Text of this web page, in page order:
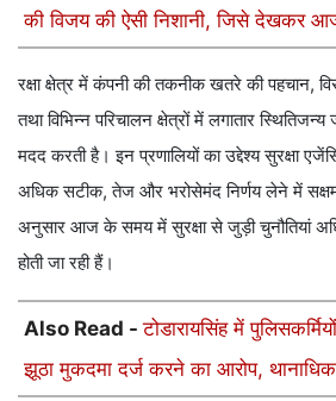
की विजय की ऐसी निशानी, जिसे देखकर
रक्षा क्षेत्र में कंपनी की तकनीक खतरे की पहचान,
तथा विभिन्न परिचालन क्षेत्रों में लगातार
मदद करती है। इन प्रणालियों का उद्देश्य सुरक्षा
अधिक सटीक, तेज और भरोसेमंद निर्णय लेने में
अनुसार आज के समय में सुरक्षा से जुड़ी चुनौतियां
होती जा रही हैं।
Also Read -टोडारायसिंह में
झूठा मुकदमा दर्ज करने का आरोप,